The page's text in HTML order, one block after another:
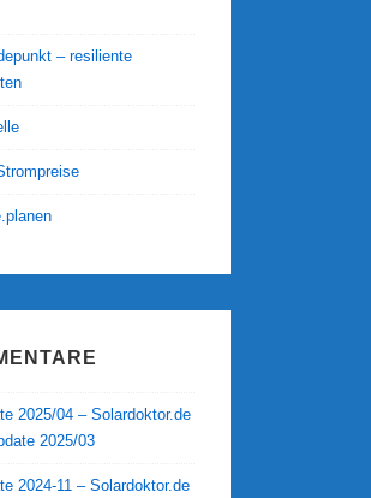
– resiliente
2025/04 – Solardoktor.de
2025/03
2024-11 – Solardoktor.de